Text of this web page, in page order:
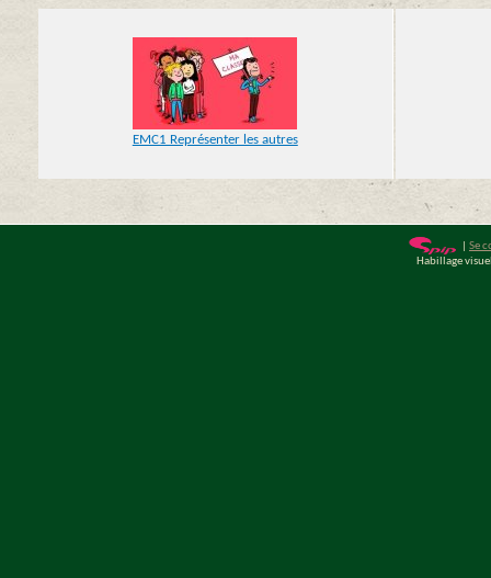
EMC1 Représenter les autres
Se
Habillage